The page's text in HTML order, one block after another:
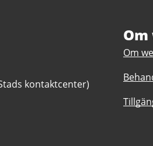
kontaktcenter)
Om